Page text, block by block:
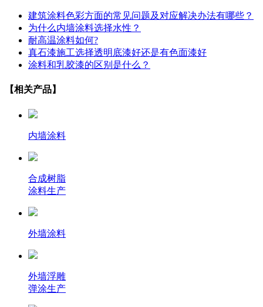
建筑涂料色彩方面的常见问题及对应解决办法有哪些？
为什么内墙涂料选择水性？
耐高温涂料如何?
真石漆施工选择透明底漆好还是有色面漆好
涂料和乳胶漆的区别是什么？
【相关产品】
内墙涂料
合成树脂
涂料生产
外墙涂料
外墙浮雕
弹涂生产